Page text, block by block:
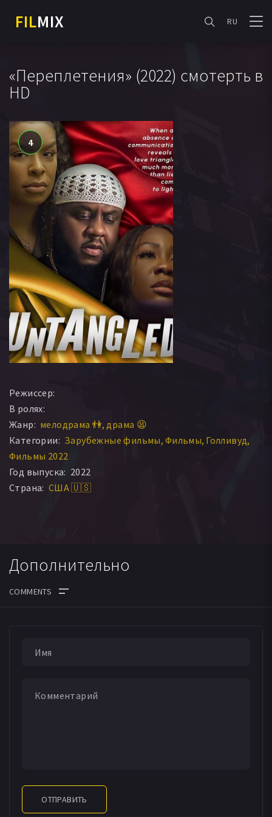
FILMIX RU
«Переплетения» (2022) смотерть в
HD
4
Режиссер:
В ролях:
Жанр: мелодрама 👫 драма 😫
Категории: Зарубежные фильмы Фильмы Голливуд
Фильмы 2022
Год выпуска: 2022
Страна: США 🇺🇸
Дополнительно
ОТПРАВИТЬ